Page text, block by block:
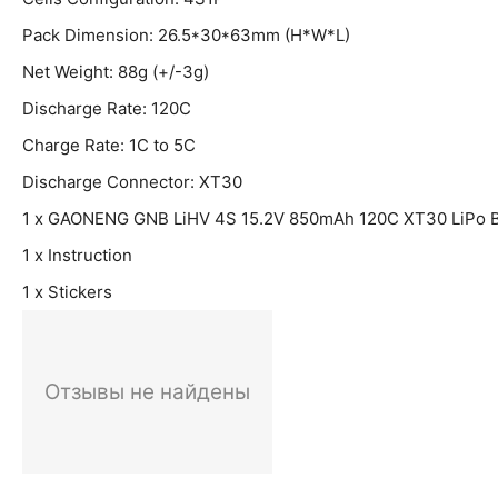
Pack Dimension: 26.5*30*63mm (H*W*L)
Net Weight: 88g (+/-3g)
Discharge Rate: 120C
Charge Rate: 1C to 5C
Discharge Connector: XT30
1 x GAONENG GNB LiHV 4S 15.2V 850mAh 120C XT30 LiPo
1 x Instruction
1 x Stickers
Отзывы не найдены